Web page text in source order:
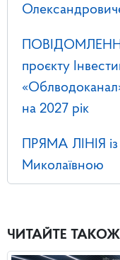
проєкту
на 2027 рік
ПРЯМА ЛІНІЯ
Миколаївною
ЧИТАЙТЕ ТАКОЖ